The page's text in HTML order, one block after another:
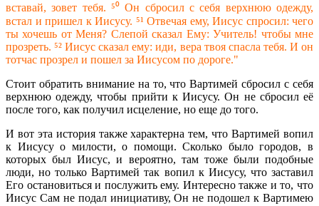
вставай, зовет тебя. ⁵⁰ Он сбросил с себя верхнюю одежду,
встал и пришел к Иисусу. ⁵¹ Отвечая ему, Иисус спросил: чего
ты хочешь от Меня? Слепой сказал Ему: Учитель! чтобы мне
прозреть. ⁵² Иисус сказал ему: иди, вера твоя спасла тебя. И он
тотчас прозрел и пошел за Иисусом по дороге."
Стоит обратить внимание на то, что Вартимей сбросил с себя
верхнюю одежду, чтобы прийти к Иисусу. Он не сбросил её
после того, как получил исцеление, но еще до того.
И вот эта история также характерна тем, что Вартимей вопил
к Иисусу о милости, о помощи. Сколько было городов, в
которых был Иисус, и вероятно, там тоже были подобные
люди, но только Вартимей так вопил к Иисусу, что заставил
Его остановиться и послужить ему. Интересно также и то, что
Иисус Сам не подал инициативу, Он не подошел к Вартимею